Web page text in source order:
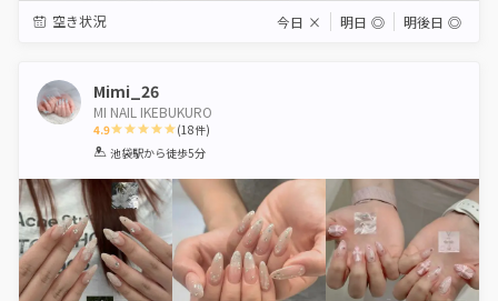
空き状況 今日 × 明日 ◎ 明後日 ◎
Mimi_26
MI NAIL IKEBUKURO
4.9
1 2 3 4 5
(18件)
池袋駅から徒歩5分